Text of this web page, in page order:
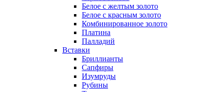
Белое с желтым золото
Белое с красным золото
Комбинированное золото
Платина
Палладий
Вставки
Бриллианты
Сапфиры
Изумруды
Рубины